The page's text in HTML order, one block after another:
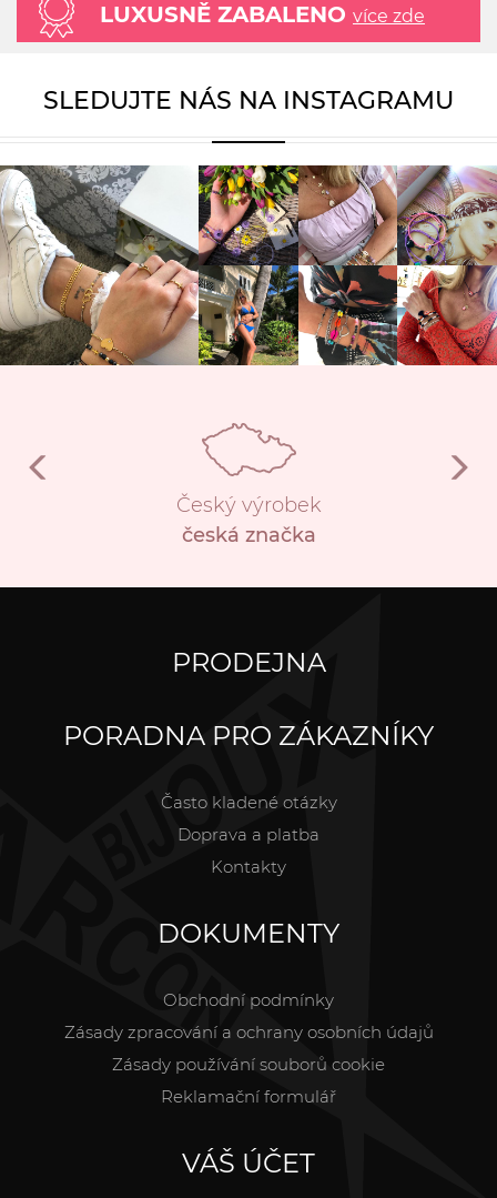
LUXUSNĚ ZABALENO více zde
SLEDUJTE NÁS NA INSTAGRAMU
Český výrobek
česká značka
PRODEJNA
PORADNA PRO ZÁKAZNÍKY
Často kladené otázky
Doprava a platba
Kontakty
DOKUMENTY
Obchodní podmínky
Zásady zpracování a ochrany osobních údajů
Zásady používání souborů cookie
Reklamační formulář
VÁŠ ÚČET